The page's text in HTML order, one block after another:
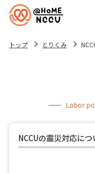
トップ とりくみ
Labor
NCCUの震災対応に